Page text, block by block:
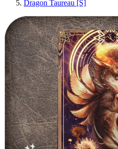
Dragon Taureau [S]